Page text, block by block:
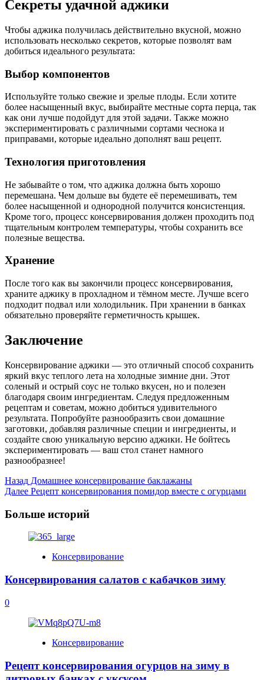
Секреты удачной аджики
Чтобы аджика получилась действительно вкусной, можно
использовать несколько секретов, которые позволят вам
добиться идеального результата:
Выбор компонентов
Используйте только свежие и зрелые плоды. Если хотите
более насыщенный вкус, выбирайте местные сорта перца, так
как они лучше подойдут для этой задачи. Также можно
экспериментировать с различными сортами чеснока и
приправами, которые идеально дополнят ваш рецепт.
Технология приготовления
Не забывайте о том, что аджика должна быть хорошо
перемешана. Чем дольше вы будете её перемешивать, тем
более насыщенной и однородной получится консистенция.
Кроме того, процесс консервирования должен проходить под
тщательным контролем температуры, чтобы сохранить все
полезные вещества.
Хранение
После того как вы закончили процесс консервирования,
храните аджику в прохладном и тёмном месте. Лучше всего
подходит подвал или холодильник. При хранении в банках
обязательно проверяйте герметичность крышек.
Заключение
Консервирование аджики — это отличный способ сохранить
яркий вкус теплого лета на холодные зимние дни. Этот
соленый и острый соус не только вкусен, но и полезен
благодаря своим ингредиентам. Следуя предложенным
рецептам и советам, можно добиться удивительного
результата. Попробуйте разнообразить свои домашние
заготовки, добавляя различные специи и ингредиенты, и
создайте свою уникальную версию аджики. Не бойтесь
экспериментировать — ваш стол станет намного
разнообразнее!
Post
Navigation
Назад Домашнее консервирование баклажаны
Далее Рецепт консервирования помидор вместе с огурцами
Больше историй
Консервирование
Консервирования салатов с кабачков зиму
0
Консервирование
Рецепт консервирования огурцов на зиму в